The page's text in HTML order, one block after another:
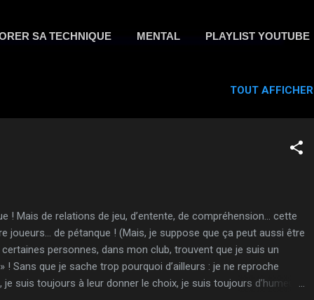
SA TECHNIQUE MENTAL PLAYLIST YOUTUBE
TOUT AFFICHER
! Mais de relations de jeu, d’entente, de compréhension… cette
joueurs… de pétanque ! (Mais, je suppose que ça peut aussi être
personnes, dans mon club, trouvent que je suis un
Sans que je sache trop pourquoi d’ailleurs : je ne reproche
suis toujours à leur donner le choix, je suis toujours d’humeur